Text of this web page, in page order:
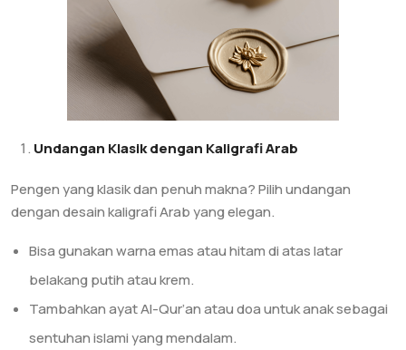
Undangan Klasik dengan Kaligrafi Arab
Pengen yang klasik dan penuh makna? Pilih undangan
dengan desain kaligrafi Arab yang elegan.
Bisa gunakan warna emas atau hitam di atas latar
belakang putih atau krem.
Tambahkan ayat Al-Qur’an atau doa untuk anak sebagai
sentuhan islami yang mendalam.